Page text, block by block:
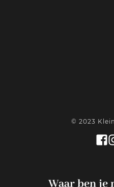
© 2023
Waar ben je